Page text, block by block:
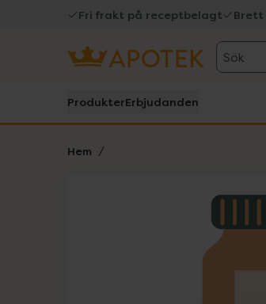
Fri frakt på receptbelagt Brett
Sök
ProdukterErbjudanden
Hem
Lista: . Innehåller 1